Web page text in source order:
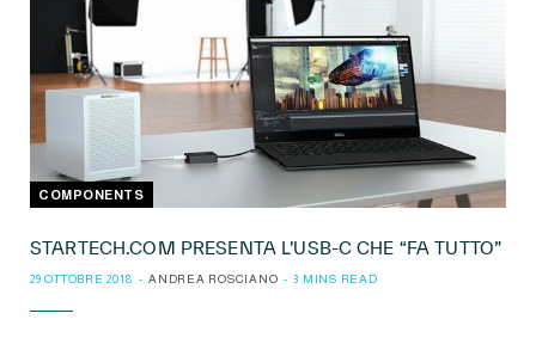
COMPONENTS
STARTECH.COM PRESENTA L’USB-C CHE “FA TUTTO”
29 OTTOBRE 2018 ANDREA ROSCIANO 3 MINS READ